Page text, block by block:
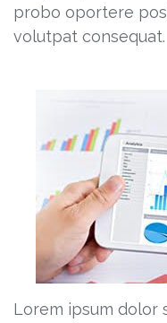
probo oportere
volutpat consequat.
Lorem ipsum dolor